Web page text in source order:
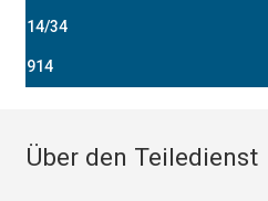
14/34
914
Über den Teiledienst